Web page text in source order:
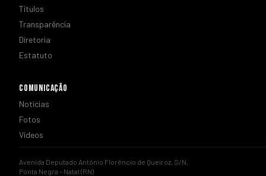
Títulos
Transparência
Diretoria
Estatuto
COMUNICAÇÃO
Notícias
Fotos
Vídeos
Avenida Deputado Antônio Florêncio de Queiroz, S/N,
Ponta Negra – Natal (RN)